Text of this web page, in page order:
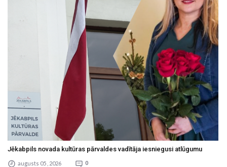
Jēkabpils novada kultūras pārvaldes vadītāja iesniegusi atlūgumu
augusts 05 , 2026 0